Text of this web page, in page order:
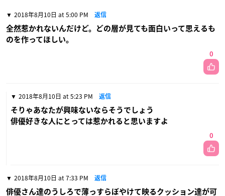
2018年8月10日 at 5:00 PM 返信
全然惹かれないんだけど。どの層が見ても面白いって思えるも
のを作ってほしい。
0
2018年8月10日 at 5:23 PM 返信
そりゃあなたが興味ないならそうでしょう
俳優好きな人にとっては惹かれると思いますよ
0
2018年8月10日 at 7:33 PM 返信
俳優さん達のうしろで薄っすらぼやけて映るクッション達が可